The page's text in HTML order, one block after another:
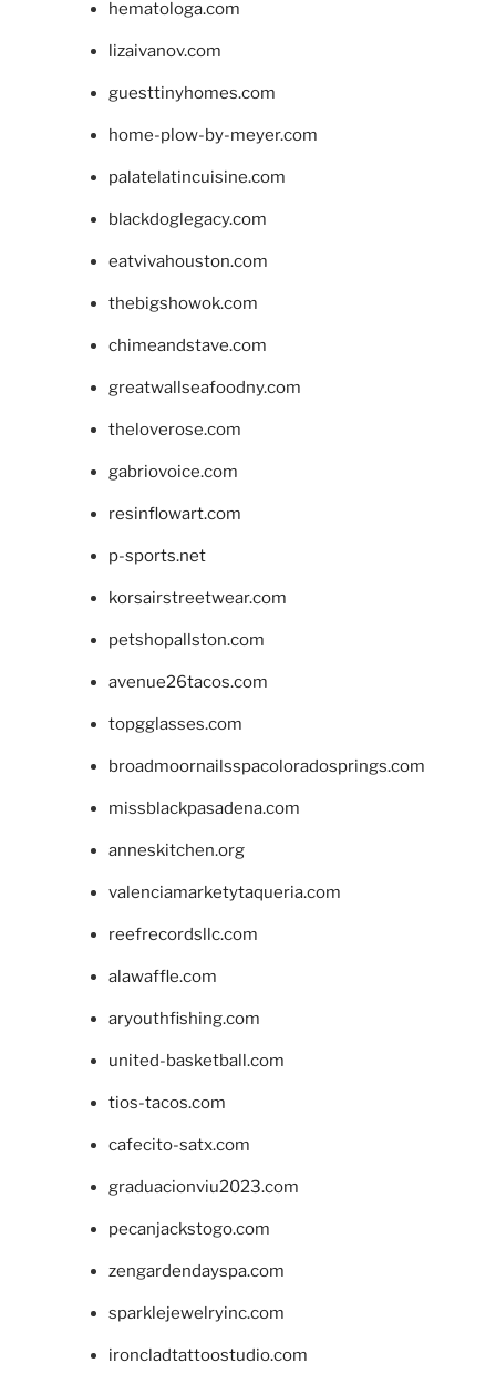
hematologa.com
lizaivanov.com
guesttinyhomes.com
home-plow-by-meyer.com
palatelatincuisine.com
blackdoglegacy.com
eatvivahouston.com
thebigshowok.com
chimeandstave.com
greatwallseafoodny.com
theloverose.com
gabriovoice.com
resinflowart.com
p-sports.net
korsairstreetwear.com
petshopallston.com
avenue26tacos.com
topgglasses.com
broadmoornailsspacoloradosprings.com
missblackpasadena.com
anneskitchen.org
valenciamarketytaqueria.com
reefrecordsllc.com
alawaffle.com
aryouthfishing.com
united-basketball.com
tios-tacos.com
cafecito-satx.com
graduacionviu2023.com
pecanjackstogo.com
zengardendayspa.com
sparklejewelryinc.com
ironcladtattoostudio.com